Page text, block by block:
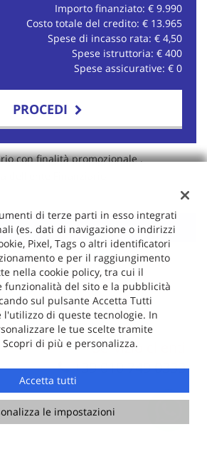
Importo finanziato: € 9.990
Costo totale del credito: € 13.965
Spese di incasso rata: € 4,50
Spese istruttoria: € 400
Spese assicurative: € 0
PROCEDI
l'informativa privacy*
dei miei dati per finalità di
con finalità promozionale .
Scrivici!
con * sono obbligatori.
Servizio clienti
+39 010 749 0333
di terze parti in esso integrati
(es. dati di navigazione o indirizzi
Pixel, Tags o altri identificatori
e per il raggiungimento
nella cookie policy, tra cui il
funzionalità del sito e la pubblicità
sul pulsante Accetta Tutti
di queste tecnologie. In
le tue scelte tramite
di più e personalizza.
Accetta tutti
le impostazioni